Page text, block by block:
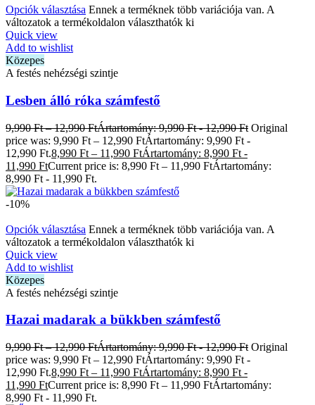
Opciók választása Ennek a terméknek több variációja van. A
változatok a termékoldalon választhatók ki
Quick view
Add to wishlist
Közepes
A festés nehézségi szintje
Lesben álló róka számfestő
9,990Ft – 12,990FtÁrtartomány: 9,990 Ft - 12,990 Ft Original
price was: 9,990 Ft – 12,990 FtÁrtartomány: 9,990 Ft -
12,990 Ft.8,990 Ft – 11,990 FtÁrtartomány: 8,990 Ft -
11,990 FtCurrent price is: 8,990 Ft – 11,990 FtÁrtartomány:
8,990 Ft - 11,990 Ft.
-10%
Opciók választása Ennek a terméknek több variációja van. A
változatok a termékoldalon választhatók ki
Quick view
Add to wishlist
Közepes
A festés nehézségi szintje
Hazai madarak a bükkben számfestő
9,990Ft – 12,990FtÁrtartomány: 9,990 Ft - 12,990 Ft Original
price was: 9,990 Ft – 12,990 FtÁrtartomány: 9,990 Ft -
12,990 Ft.8,990 Ft – 11,990 FtÁrtartomány: 8,990 Ft -
11,990 FtCurrent price is: 8,990 Ft – 11,990 FtÁrtartomány:
8,990 Ft - 11,990 Ft.